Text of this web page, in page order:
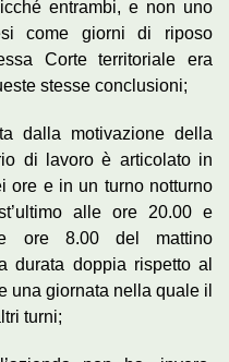
entrambi, e non uno
come giorni di riposo
Corte territoriale era
stesse conclusioni;
dalla motivazione della
di lavoro è articolato in
ore e in un turno notturno
alle ore 20.00 e
ore 8.00 del mattino
durata doppia rispetto al
una giornata nella quale il
turni;